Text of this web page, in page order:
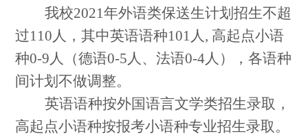
我校2021年外语类保送生计划招生不超
过110人，其中英语语种101 人, 高起点小语
种0-9人（德语0-5人、法语0-4人），各语种
间计划不做调整。
英语语种按外国语言文学类招生录取，
高起点小语种按报考小语种专业招生录取。